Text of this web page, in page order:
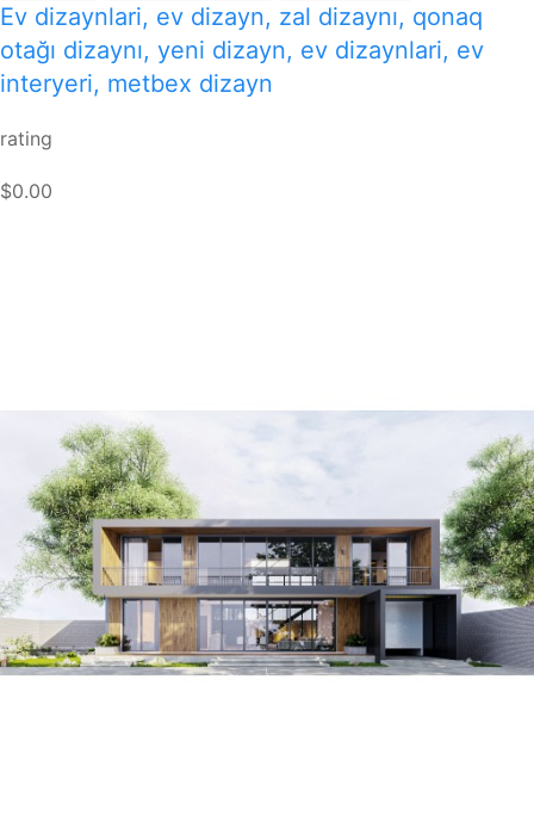
Ev dizaynlari, ev dizayn, zal dizaynı, qonaq
otağı dizaynı, yeni dizayn, ev dizaynlari, ev
interyeri, metbex dizayn
rating
$0.00